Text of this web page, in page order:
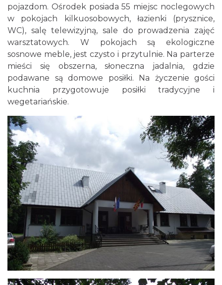
pojazdom. Ośrodek posiada 55 miejsc noclegowych
w pokojach kilkuosobowych, łazienki (prysznice,
WC), salę telewizyjną, sale do prowadzenia zajęć
warsztatowych. W pokojach są ekologiczne
sosnowe meble, jest czysto i przytulnie. Na parterze
mieści się obszerna, słoneczna jadalnia, gdzie
podawane są domowe posiłki. Na życzenie gości
kuchnia przygotowuje posiłki tradycyjne i
wegetariańskie.